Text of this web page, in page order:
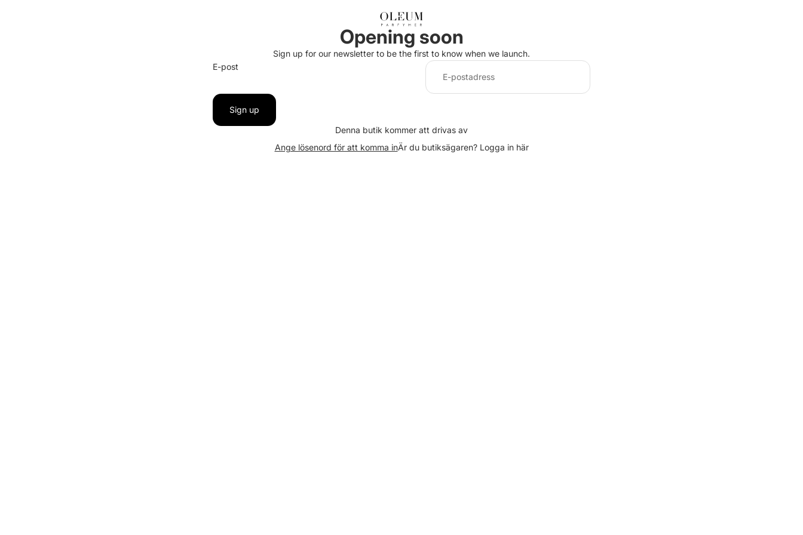
Opening soon
Sign up for our newsletter to be the first to know when we launch.
E-post
Sign up
Denna butik kommer att drivas av
Ange lösenord för att komma inÄr du butiksägaren? Logga in här